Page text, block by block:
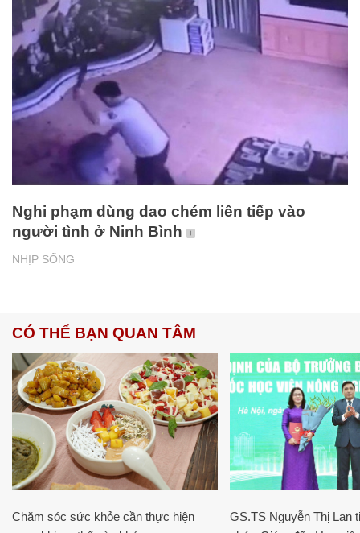
NHỊP SỐNG
Nghi phạm dùng dao chém liên tiếp vào
người tình ở Ninh Bình
CÓ THỂ BẠN QUAN TÂM
Chăm sóc sức khỏe cần thực hiện
GS.TS Nguyễn Thị Lan